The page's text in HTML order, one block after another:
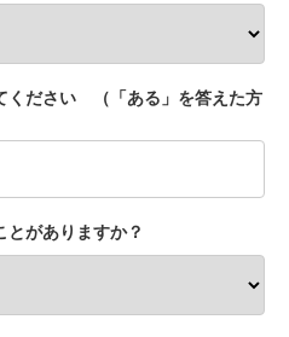
ください （「ある」を答えた方
とがありますか？